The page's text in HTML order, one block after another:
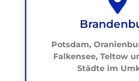
Potsdam,
Falkensee, Teltow
Städte im